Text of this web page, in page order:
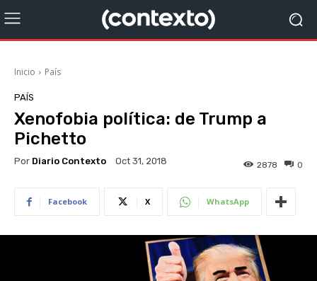
Inicio País
PAÍS
Xenofobia política: de Trump a
Pichetto
Por Diario Contexto Oct 31, 2018 0
2878
Facebook X WhatsApp